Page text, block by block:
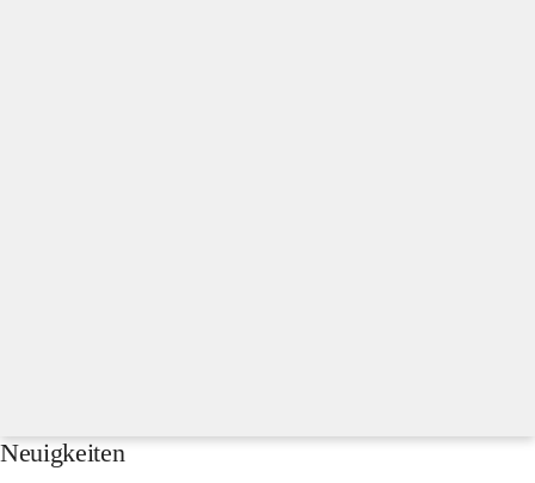
Neuigkeiten